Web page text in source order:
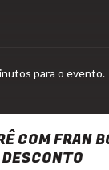
para o evento.
COM FRAN